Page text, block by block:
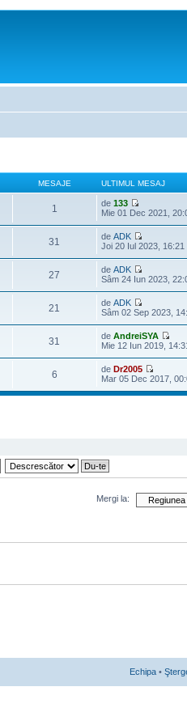
MESAJE ULTIMUL MESAJ
1 de133
Mie 01 Dec 2021,
31 deADK
Joi 20 Iul 2023, 16:21
27 deADK
Sâm 24 Iun 2023,
21 deADK
Sâm 02 Sep 2023,
31 deAndreiSYA
Mie 12 Iun 2019,
6 deDr2005
Mar 05 Dec 2017,
Mergi la:
Echipa •